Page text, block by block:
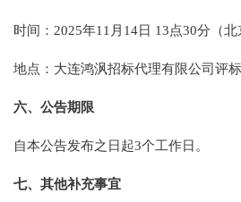
时间：2025年11月14日 13点30分（北
地点：大连鸿沨招标代理有限公司评标
六、公告期限
自本公告发布之日起3个工作日。
七、其他补充事宜